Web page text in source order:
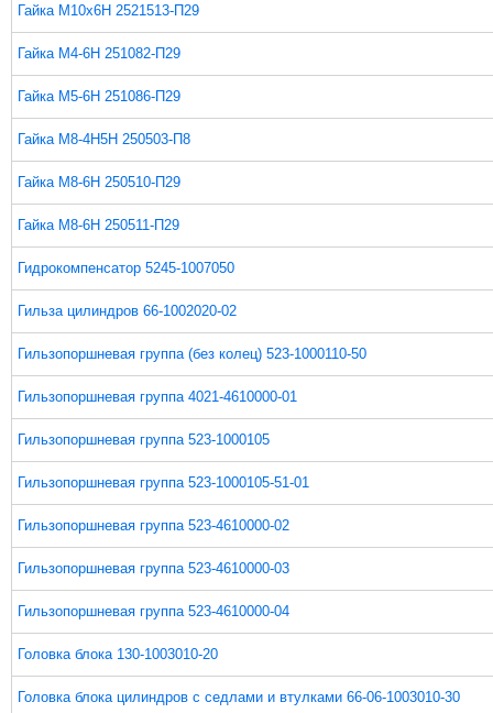
Гайка М10х6Н 2521513-П29
Гайка М4-6Н 251082-П29
Гайка М5-6Н 251086-П29
Гайка М8-4Н5Н 250503-П8
Гайка М8-6Н 250510-П29
Гайка М8-6Н 250511-П29
Гидрокомпенсатор 5245-1007050
Гильза цилиндров 66-1002020-02
Гильзопоршневая группа (без колец) 523-1000110-50
Гильзопоршневая группа 4021-4610000-01
Гильзопоршневая группа 523-1000105
Гильзопоршневая группа 523-1000105-51-01
Гильзопоршневая группа 523-4610000-02
Гильзопоршневая группа 523-4610000-03
Гильзопоршневая группа 523-4610000-04
Головка блока 130-1003010-20
Головка блока цилиндров с седлами и втулками 66-06-1003010-30